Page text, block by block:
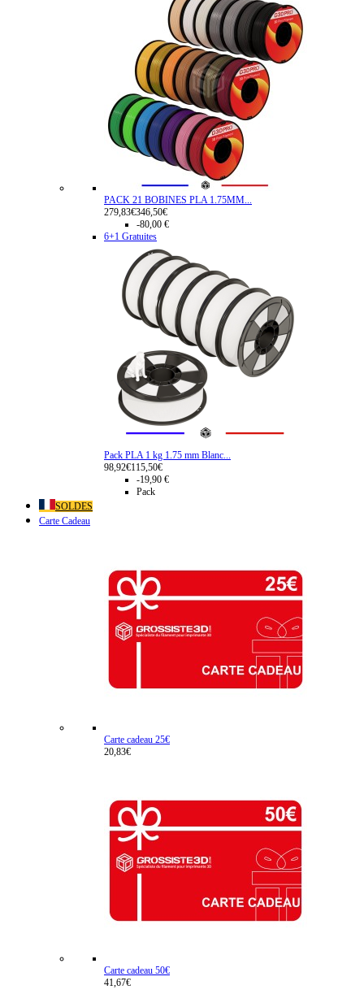
PACK 21 BOBINES PLA 1.75MM...
279,83€346,50€
-80,00 €
6+1 Gratuites
Pack PLA 1 kg 1.75 mm Blanc...
98,92€115,50€
-19,90 €
Pack
SOLDES
Carte Cadeau
Carte cadeau 25€
20,83€
Carte cadeau 50€
41,67€